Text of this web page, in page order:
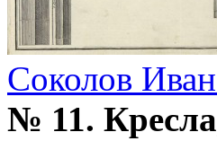
Соколов
№ 11.